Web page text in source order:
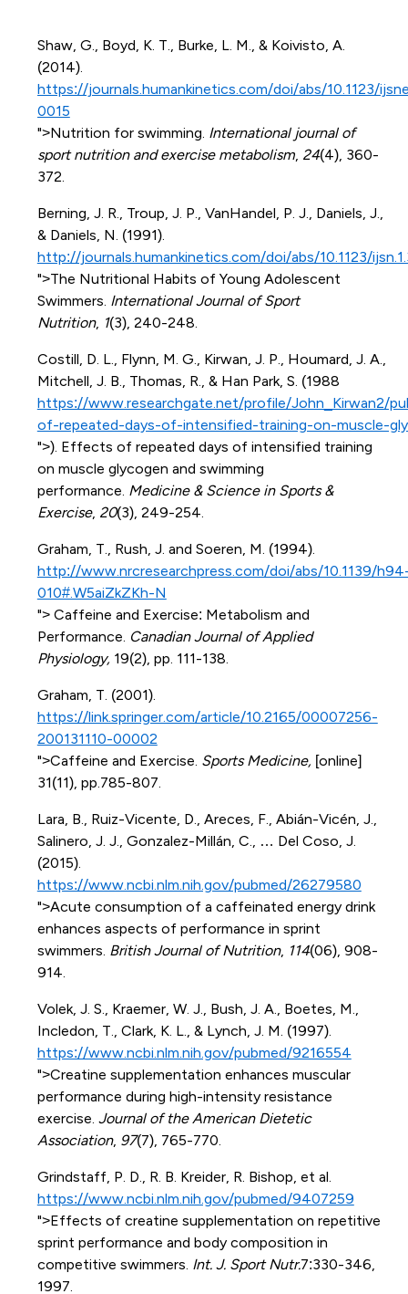
Shaw, G., Boyd, K. T., Burke, L. M., & Koivisto, A.
(2014).
https://journals.humankinetics.com/doi/abs/10.1123/
0015
">Nutrition for swimming. International journal of
sport nutrition and exercise metabolism, 24(4), 360-
372.
Berning, J. R., Troup, J. P., VanHandel, P. J., Daniels, J.,
& Daniels, N. (1991).
http://journals.humankinetics.com/doi/abs/10.1123/
">The Nutritional Habits of Young Adolescent
Swimmers. International Journal of Sport
Nutrition, 1(3), 240-248.
Costill, D. L., Flynn, M. G., Kirwan, J. P., Houmard, J. A.,
Mitchell, J. B., Thomas, R., & Han Park, S. (1988
https://www.researchgate.net/profile/John_Kirwan2/
of-repeated-days-of-intensified-training-on-muscle-
">). Effects of repeated days of intensified training
on muscle glycogen and swimming
performance. Medicine & Science in Sports &
Exercise, 20(3), 249-254.
Graham, T., Rush, J. and Soeren, M. (1994).
http://www.nrcresearchpress.com/doi/abs/10.1139/
010#.W5aiZkZKh-N
"> Caffeine and Exercise: Metabolism and
Performance. Canadian Journal of Applied
Physiology, 19(2), pp. 111-138.
Graham, T. (2001).
https://link.springer.com/article/10.2165/00007256-
200131110-00002
">Caffeine and Exercise. Sports Medicine, [online]
31(11), pp.785-807.
Lara, B., Ruiz-Vicente, D., Areces, F., Abián-Vicén, J.,
Salinero, J. J., Gonzalez-Millán, C., … Del Coso, J.
(2015).
https://www.ncbi.nlm.nih.gov/pubmed/26279580
">Acute consumption of a caffeinated energy drink
enhances aspects of performance in sprint
swimmers. British Journal of Nutrition, 114(06), 908-
914.
Volek, J. S., Kraemer, W. J., Bush, J. A., Boetes, M.,
Incledon, T., Clark, K. L., & Lynch, J. M. (1997).
https://www.ncbi.nlm.nih.gov/pubmed/9216554
">Creatine supplementation enhances muscular
performance during high-intensity resistance
exercise. Journal of the American Dietetic
Association, 97(7), 765-770.
Grindstaff, P. D., R. B. Kreider, R. Bishop, et al.
https://www.ncbi.nlm.nih.gov/pubmed/9407259
">Effects of creatine supplementation on repetitive
sprint performance and body composition in
competitive swimmers. Int. J. Sport Nutr.7:330-346,
1997.